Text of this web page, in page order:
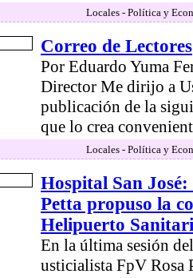
Locales - Política y
Correo de Lectores
Por Eduardo Yuma
Director Me dirijo a
publicación de la
que lo crea
Locales - Política y
Hospital San
Petta propuso la
Helipuerto
En la última sesión
usticialista FpV Rosa